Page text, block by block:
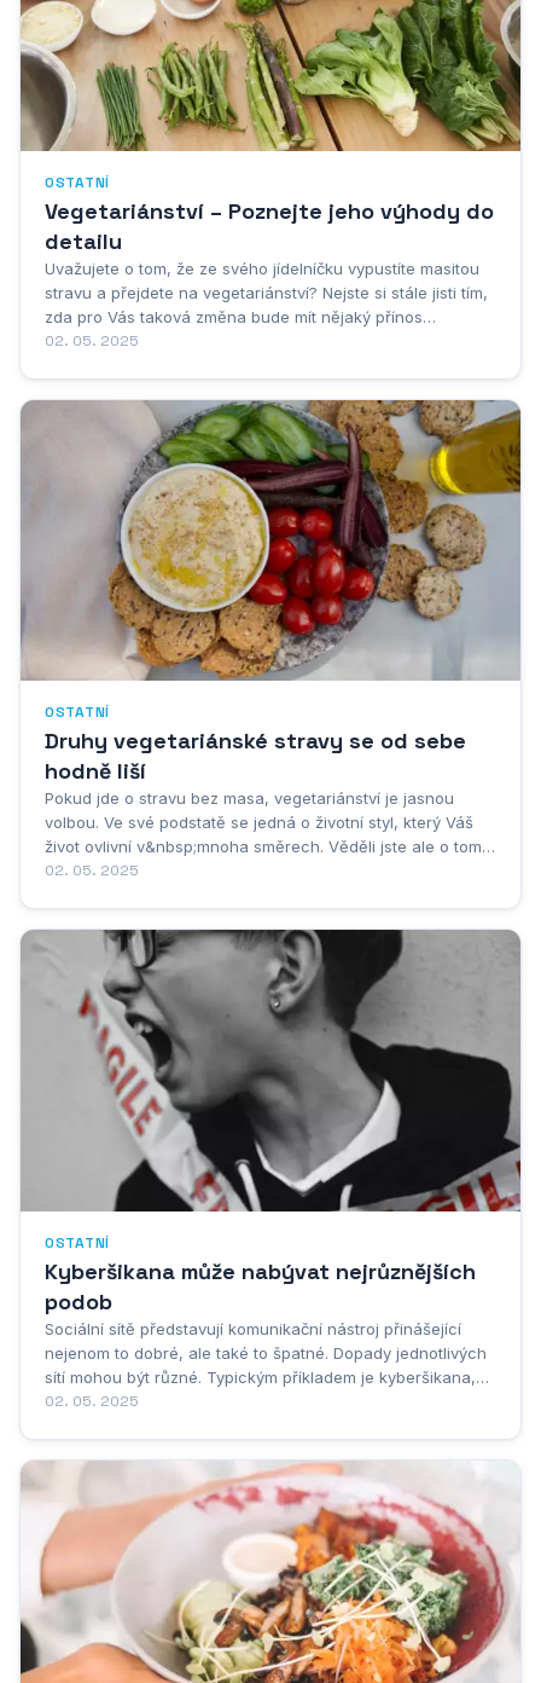
OSTATNÍ
Vegetariánství – Poznejte jeho výhody do
detailu
Uvažujete o tom, že ze svého jídelníčku vypustíte masitou
stravu a přejdete na vegetariánství? Nejste si stále jisti tím,
zda pro Vás taková změna bude mít nějaký přínos
z&nbsp;pohledu zdraví a dalších věcí? Pak se začtěte do
02. 05. 2025
OSTATNÍ
Druhy vegetariánské stravy se od sebe
hodně liší
Pokud jde o stravu bez masa, vegetariánství je jasnou
volbou. Ve své podstatě se jedná o životní styl, který Váš
život ovlivní v&nbsp;mnoha směrech. Věděli jste ale o tom,
že vegetariánství se dělí ještě na několik dalších kategorií?
02. 05. 2025
OSTATNÍ
Kyberšikana může nabývat nejrůznějších
podob
Sociální sítě představují komunikační nástroj přinášející
nejenom to dobré, ale také to špatné. Dopady jednotlivých
sítí mohou být různé. Typickým příkladem je kyberšikana,
kdy jsou jednotlivé komunikační prostředky zneužívány
02. 05. 2025